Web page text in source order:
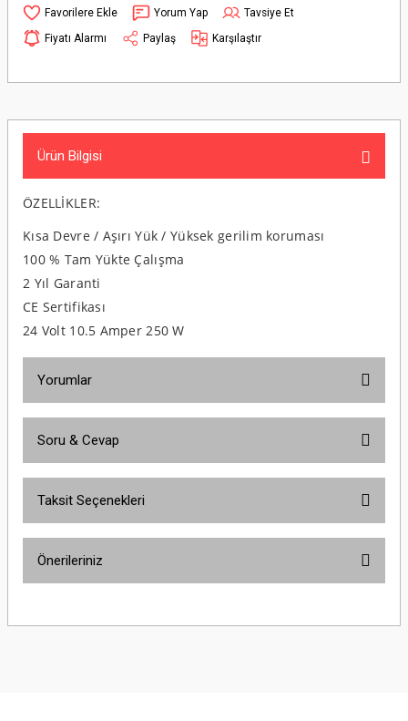
Yorum Yap
Tavsiye Et
Fiyatı Alarmı
Paylaş Karşılaştır
Ürün Bilgisi
ÖZELLİKLER:
Kısa Devre / Aşırı Yük / Yüksek gerilim koruması
100 % Tam Yükte Çalışma
2 Yıl Garanti
CE Sertifikası
24 Volt 10.5 Amper 250 W
Yorumlar
Soru & Cevap
Taksit Seçenekleri
Önerileriniz
yetersiz gördüğünüz noktaları öneri formunu kullanarak tarafımıza